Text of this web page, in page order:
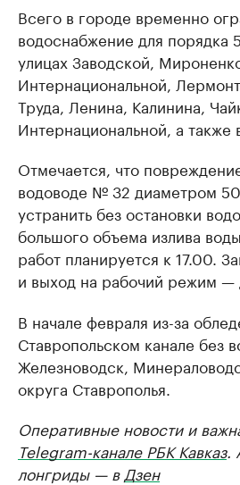
Всего в городе временно
водоснабжение для порядка
улицах Заводской,
Интернациональной,
Труда, Ленина, Калинина,
Интернациональной, а также
Отмечается, что
водоводе № 32 диаметром
устранить без остановки
большого объема излива
работ планируется к 17.00.
и выход на рабочий режим —
В начале февраля из-за
Ставропольском канале без
Железноводск,
округа Ставрополья.
Оперативные новости и
Telegram-канале РБК Кавказ.
лонгриды — в Дзен